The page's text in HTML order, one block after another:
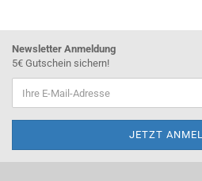
Newsletter Anmeldung
5€ Gutschein sichern!